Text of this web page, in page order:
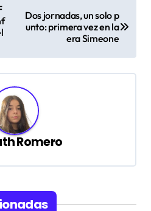
Dos jornadas, un solo p
unto: primera vez en la
era Simeone
Romero